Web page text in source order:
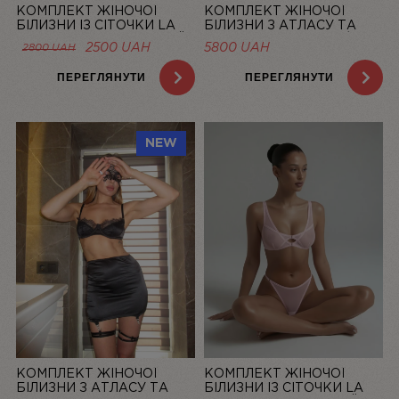
КОМПЛЕКТ ЖІНОЧОЇ
БІЛИЗНИ ІЗ СІТОЧКИ LA
DOLCE VITA ЛОСОСЕВИЙ |
LINIYA
2800UAH
ОРИГІНАЛЬНА
2800 UAH.
2500 UAHПОТОЧНА
ЦІНА:
2500 UAH.
ПЕРЕГЛЯНУТИ
КОМПЛЕКТ ЖІНОЧОЇ
БІЛИЗНИ З АТЛАСУ ТА
МЕРЕЖИВА “LA ROSÉE” ЗІ
СПІДНИЦЕЮ — LINIYA
5800 UAH
ПЕРЕГЛЯНУТИ
NEW
КОМПЛЕКТ ЖІНОЧОЇ
БІЛИЗНИ З АТЛАСУ ТА
КОМПЛЕКТ ЖІНОЧОЇ
БІЛИЗНИ ІЗ СІТОЧКИ LA